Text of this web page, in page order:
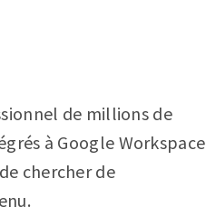
de millions de
à Google Workspace
chercher de